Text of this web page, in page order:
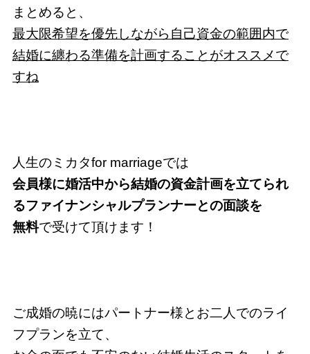
まとめると、
最大限希望を優先しながら自己資金の範囲内で
結婚に纏わる準備を計画することがオススメで
すね
人生のミカタfor marriageでは
会員様に婚活中から結婚の資金計画を立てられ
るファイナンシャルプランナーとの面談を
無料で受けて頂けます！
ご成婚の暁にはパートナー様とお二人でのライ
フプランを立て、